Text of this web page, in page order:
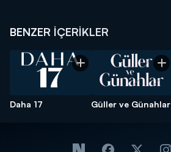
BENZER İÇERİKLER
Daha 17 Güller ve Günahlar